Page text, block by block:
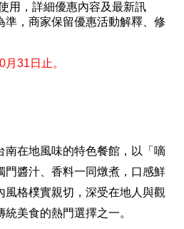
用，詳細優惠內容及最新訊
準，商家保留優惠活動解釋、修
月31日止。
南在地風味的特色餐館，以「嘀
門醬汁、香料一同燉煮，口感鮮
風格樸實親切，深受在地人與觀
美食的熱門選擇之一。